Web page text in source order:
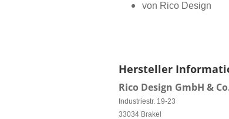
von Rico Design
Hersteller
Rico Design GmbH &
Industriestr. 19-23
33034 Brakel